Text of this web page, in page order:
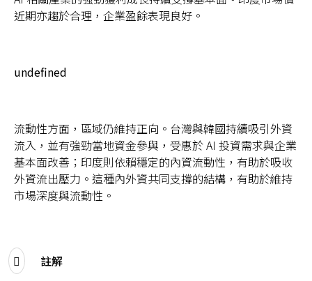
近期亦趨於合理，企業盈餘表現良好。
undefined
流動性方面，區域仍維持正向。台灣與韓國持續吸引外資
流入，並有強勁當地資金參與，受惠於 AI 投資需求與企業
基本面改善；印度則依賴穩定的內資流動性，有助於吸收
外資流出壓力。這種內外資共同支撐的結構，有助於維持
市場深度與流動性。
註解